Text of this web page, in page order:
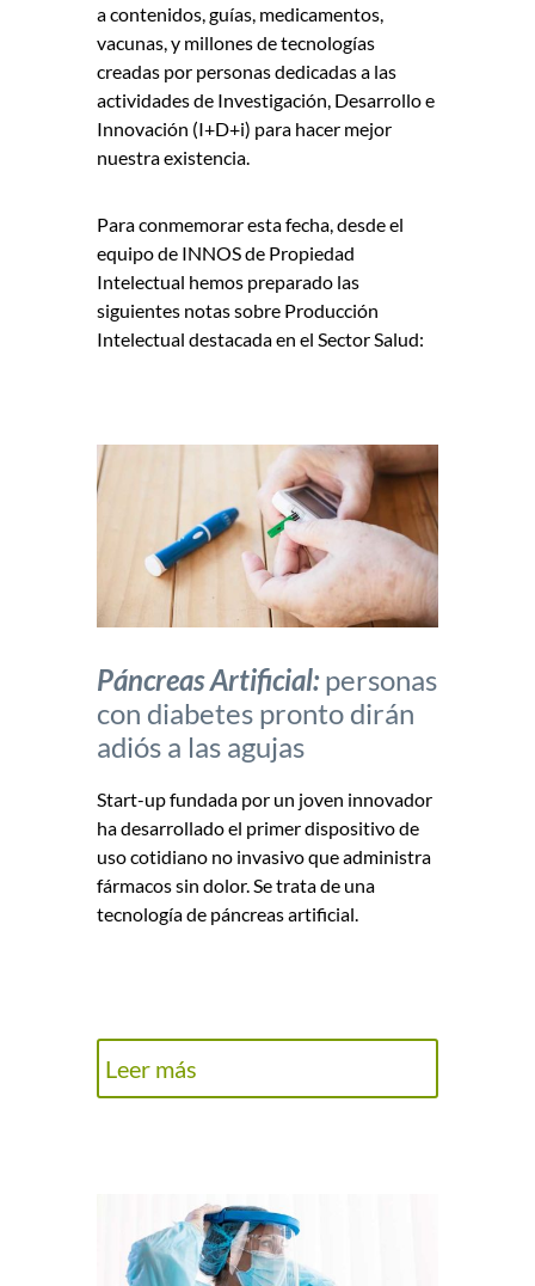
a contenidos, guías, medicamentos,
vacunas, y millones de tecnologías
creadas por personas dedicadas a las
actividades de Investigación, Desarrollo e
Innovación (I+D+i) para hacer mejor
nuestra existencia.
Para conmemorar esta fecha, desde el
equipo de INNOS de Propiedad
Intelectual hemos preparado las
siguientes notas sobre Producción
Intelectual destacada en el Sector Salud:
Páncreas Artificial:personas
con diabetes pronto dirán
adiós a las agujas
Start-up fundada por un joven innovador
ha desarrollado el primer dispositivo de
uso cotidiano no invasivo que administra
fármacos sin dolor. Se trata de una
tecnología de páncreas artificial.
Leer más